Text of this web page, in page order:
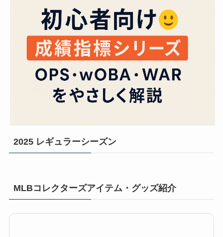
2025 レギュラーシーズン
MLBコレクターズアイテム・グッズ紹介